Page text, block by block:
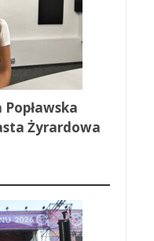
Żyrardowa